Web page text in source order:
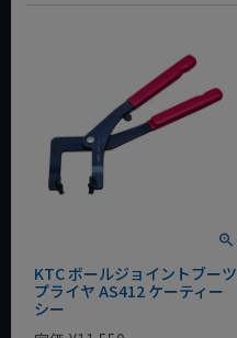
KTC ボールジョイントブーツ
プライヤ AS412 ケーティー
シー